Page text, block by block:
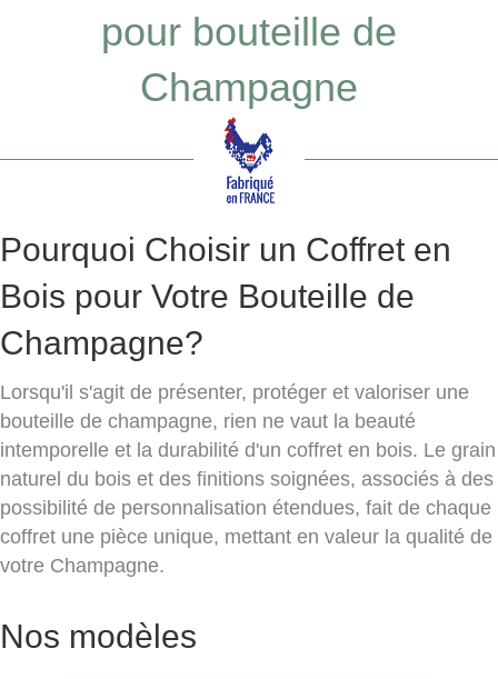
pour bouteille de
Champagne
Pourquoi Choisir un Coffret en
Bois pour Votre Bouteille de
Champagne?
Lorsqu'il s'agit de présenter, protéger et valoriser une
bouteille de champagne, rien ne vaut la beauté
intemporelle et la durabilité d'un coffret en bois. Le grain
naturel du bois et des finitions soignées, associés à des
possibilité de personnalisation étendues, fait de chaque
coffret une pièce unique, mettant en valeur la qualité de
votre Champagne.
Nos modèles